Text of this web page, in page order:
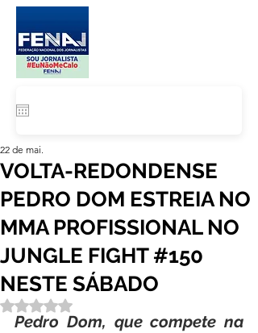
VOLTA-REDONDENSE
PEDRO DOM ESTREIA NO
MMA PROFISSIONAL NO
JUNGLE FIGHT #150
NESTE SÁBADO
22 de mai.
Avaliado com NaN de 5 estrelas.
Pedro Dom, que compete na